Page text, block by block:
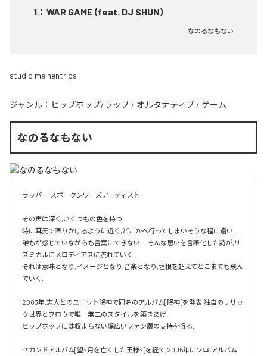
1 ： WAR GAME (feat. DJ SHUN)
なのるなもない
studio melhentrips
ジャンル： ヒップホップ/ラップ / オルタナティブ / ゲーム
なのるなもない
ラッパー,スポークンワーズアーティスト.
その声は深く,いくつもの色を持つ.
時に耳元で語りかけるように近く,どこかへ行ってしまいそうな程に遠い.
誰もが感じていながらも言葉にできない....そんな思いを言語化した詩が,リ
ズミカルにメロディアスに流れていく.
それは意味となり,イメージとなり,音楽となり,垣根を超えてどこまでも飛ん
でいく.
2003年,志人とのユニット降神で同名のアルバム[降神]を発表,独自のリリッ
ク世界とフロウで唯一無二のスタイルを築きあげ,
ヒップホップには収まらない幅広いファン層の支持を得る.
セカンドアルバム[望~月を亡くした王様~]を経て,2005年にソロ.アルバム